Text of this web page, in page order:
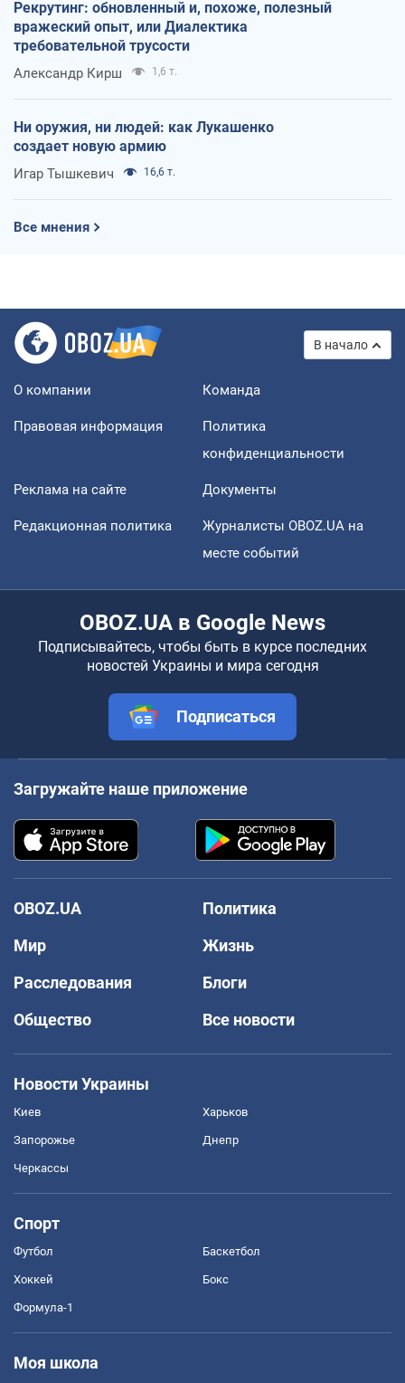
Рекрутинг: обновленный и, похоже, полезный
вражеский опыт, или Диалектика
требовательной трусости
Александр Кирш 1,6 т.
Ни оружия, ни людей: как Лукашенко
создает новую армию
Игар Тышкевич 16,6 т.
Все мнения
В начало
О компании Команда
Правовая информация
Политика
конфиденциальности
Реклама на сайте Документы
Редакционная политика
Журналисты OBOZ.UA на
месте событий
OBOZ.UA в Google News
Подписывайтесь, чтобы быть в курсе последних
новостей Украины и мира сегодня
Подписаться
Загружайте наше приложение
OBOZ.UA
Политика
Мир
Жизнь
Расследования
Блоги
Общество
Все новости
Новости Украины
Киев Харьков
Запорожье Днепр
Черкассы
Спорт
Футбол Баскетбол
Хоккей Бокс
Формула-1
Моя школа